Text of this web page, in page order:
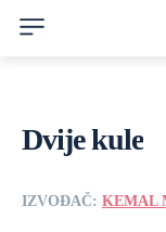
Dvije kule
IZVOĐAČ: KEMAL